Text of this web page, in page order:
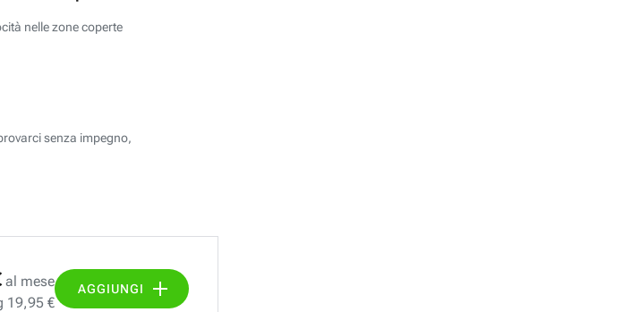
nelle zone coperte
senza impegno,
al mese
19,95 €
AGGIUNGI